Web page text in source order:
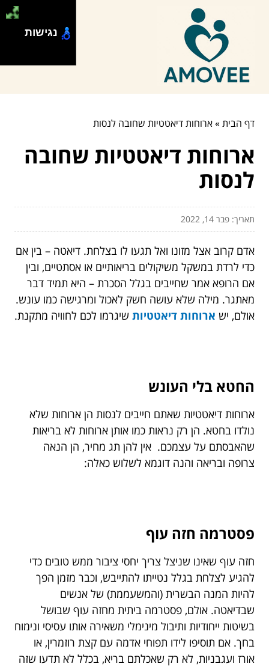
דף הבית»ארוחות דיאטטיות שחובה לנסות
ארוחות דיאטטיות שחובה
לנסות
תאריך: פבר 14, 2022
אדם קרוב אצל מזונו ואל תגעו לו בצלחת. דיאטה – בין אם
כדי לרדת במשקל משיקולים בריאותיים או אסתטיים, ובין
אם הרופא אמר שחייבים בגלל הסכרת – היא תמיד דבר
מאתגר. מילה שלא עושה חשק לאכול ומרגישה כמו עונש.
אולם, יש ארוחות דיאטטיות שיגרמו לכם לחוויה מתקנת.
החטא בלי העונש
ארוחות דיאטטיות שאתם חייבים לנסות הן ארוחות שלא
נולדו בחטא. הן רק נראות כמו אותן ארוחות לא בריאות
שהאבסתם על עצמכם. אין להן תג מחיר, הן הנאה
צרופה ובריאה והנה דוגמא לשלוש כאלה:
פסטרמה חזה עוף
חזה עוף שאינו שניצל צריך יחסי ציבור ממש טובים כדי
להגיע לצלחת בגלל נטייתו להתייבש, וכבר מזמן הפך
להיות המנה הבשרית (והמשעממת) של אנשים
שבדיאטה. אולם, פסטרמה ביתית מחזה עוף שבושל
בשיטות ייחודיות ותיבול מינימלי משאירה אותו עסיסי ונימוח
בחך. אם תוסיפו לידו תפוחי אדמה עם קצת רוזמרין, או
אורז ועגבניות, לא רק שאכלתם בריא, בכלל לא תדעו שזה
נגישות